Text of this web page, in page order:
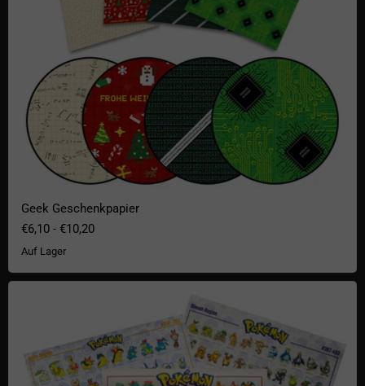
Geek Geschenkpapier
€6,10 - €10,20
Auf Lager